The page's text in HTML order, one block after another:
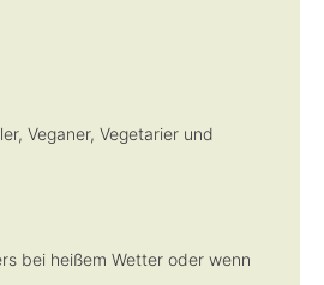
Veganer, Vegetarier und
bei heißem Wetter oder wenn